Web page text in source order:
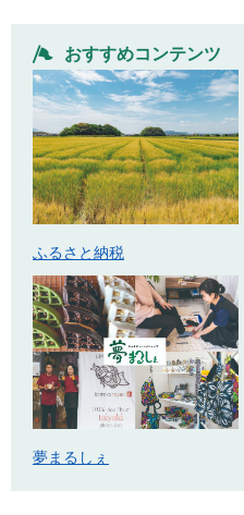
おすすめコンテンツ
ふるさと納税
夢まるしぇ